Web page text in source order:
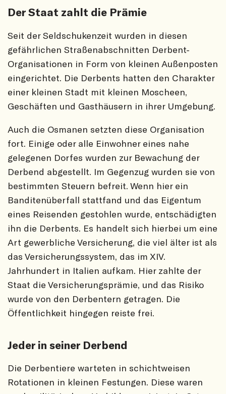
Der Staat zahlt die Prämie
Seit der Seldschukenzeit wurden in diesen
gefährlichen Straßenabschnitten Derbent-
Organisationen in Form von kleinen Außenposten
eingerichtet. Die Derbents hatten den Charakter
einer kleinen Stadt mit kleinen Moscheen,
Geschäften und Gasthäusern in ihrer Umgebung.
Auch die Osmanen setzten diese Organisation
fort. Einige oder alle Einwohner eines nahe
gelegenen Dorfes wurden zur Bewachung der
Derbend abgestellt. Im Gegenzug wurden sie von
bestimmten Steuern befreit. Wenn hier ein
Banditenüberfall stattfand und das Eigentum
eines Reisenden gestohlen wurde, entschädigten
ihn die Derbents. Es handelt sich hierbei um eine
Art gewerbliche Versicherung, die viel älter ist als
das Versicherungssystem, das im XIV.
Jahrhundert in Italien aufkam. Hier zahlte der
Staat die Versicherungsprämie, und das Risiko
wurde von den Derbentern getragen. Die
Öffentlichkeit hingegen reiste frei.
Jeder in seiner Derbend
Die Derbentiere warteten in schichtweisen
Rotationen in kleinen Festungen. Diese waren